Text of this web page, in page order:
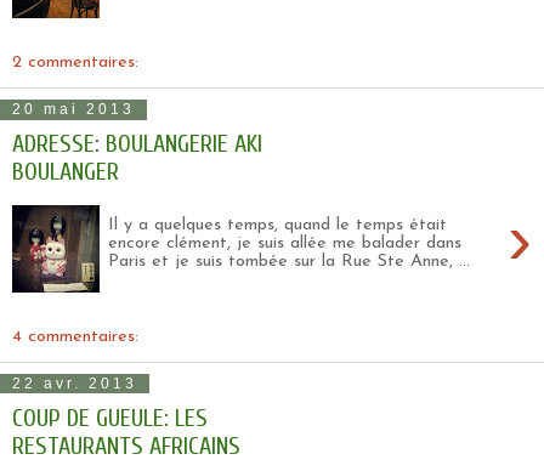
2 commentaires:
20 mai 2013
ADRESSE: BOULANGERIE AKI
BOULANGER
›
Il y a quelques temps, quand le temps était
encore clément, je suis allée me balader dans
Paris et je suis tombée sur la Rue Ste Anne, ...
4 commentaires:
22 avr. 2013
COUP DE GUEULE: LES
RESTAURANTS AFRICAINS